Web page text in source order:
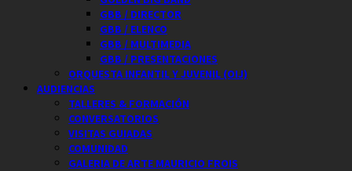
GBB / DIRECTOR
GBB / ELENCO
GBB / MULTIMEDIA
GBB / PRESENTACIONES
ORQUESTA INFANTIL Y JUVENIL (OIJ)
AUDIENCIAS
TALLERES & FORMACIÓN
CONVERSATORIOS
VISITAS GUIADAS
COMUNIDAD
GALERIA DE ARTE MAURICIO FROIS